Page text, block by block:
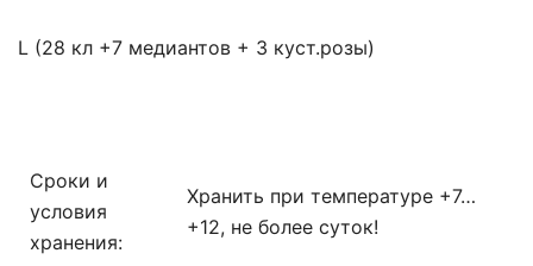
L (28 кл +7 медиантов + 3 куст.розы)
Сроки и
условия
хранения:
Хранить при температуре +7…
+12, не более суток!